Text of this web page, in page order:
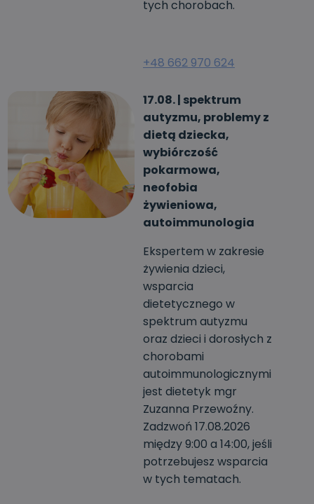
tych chorobach.
+48 662 970 624
17.08. | spektrum
autyzmu, problemy z
dietą dziecka,
wybiórczość
pokarmowa,
neofobia
żywieniowa,
autoimmunologia
Ekspertem w zakresie
żywienia dzieci,
wsparcia
dietetycznego w
spektrum autyzmu
oraz dzieci i dorosłych z
chorobami
autoimmunologicznymi
jest dietetyk mgr
Zuzanna Przewoźny.
Zadzwoń 17.08.2026
między 9:00 a 14:00, jeśli
potrzebujesz wsparcia
w tych tematach.